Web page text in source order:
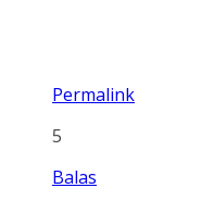
Permalink
5
Balas